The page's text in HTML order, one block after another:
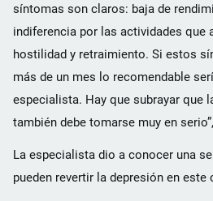
síntomas son claros: baja de
indiferencia por las actividades que
hostilidad y retraimiento. Si estos
más de un mes lo recomendable
especialista. Hay que subrayar que
también debe tomarse muy en
La especialista dio a conocer una
pueden revertir la depresión en